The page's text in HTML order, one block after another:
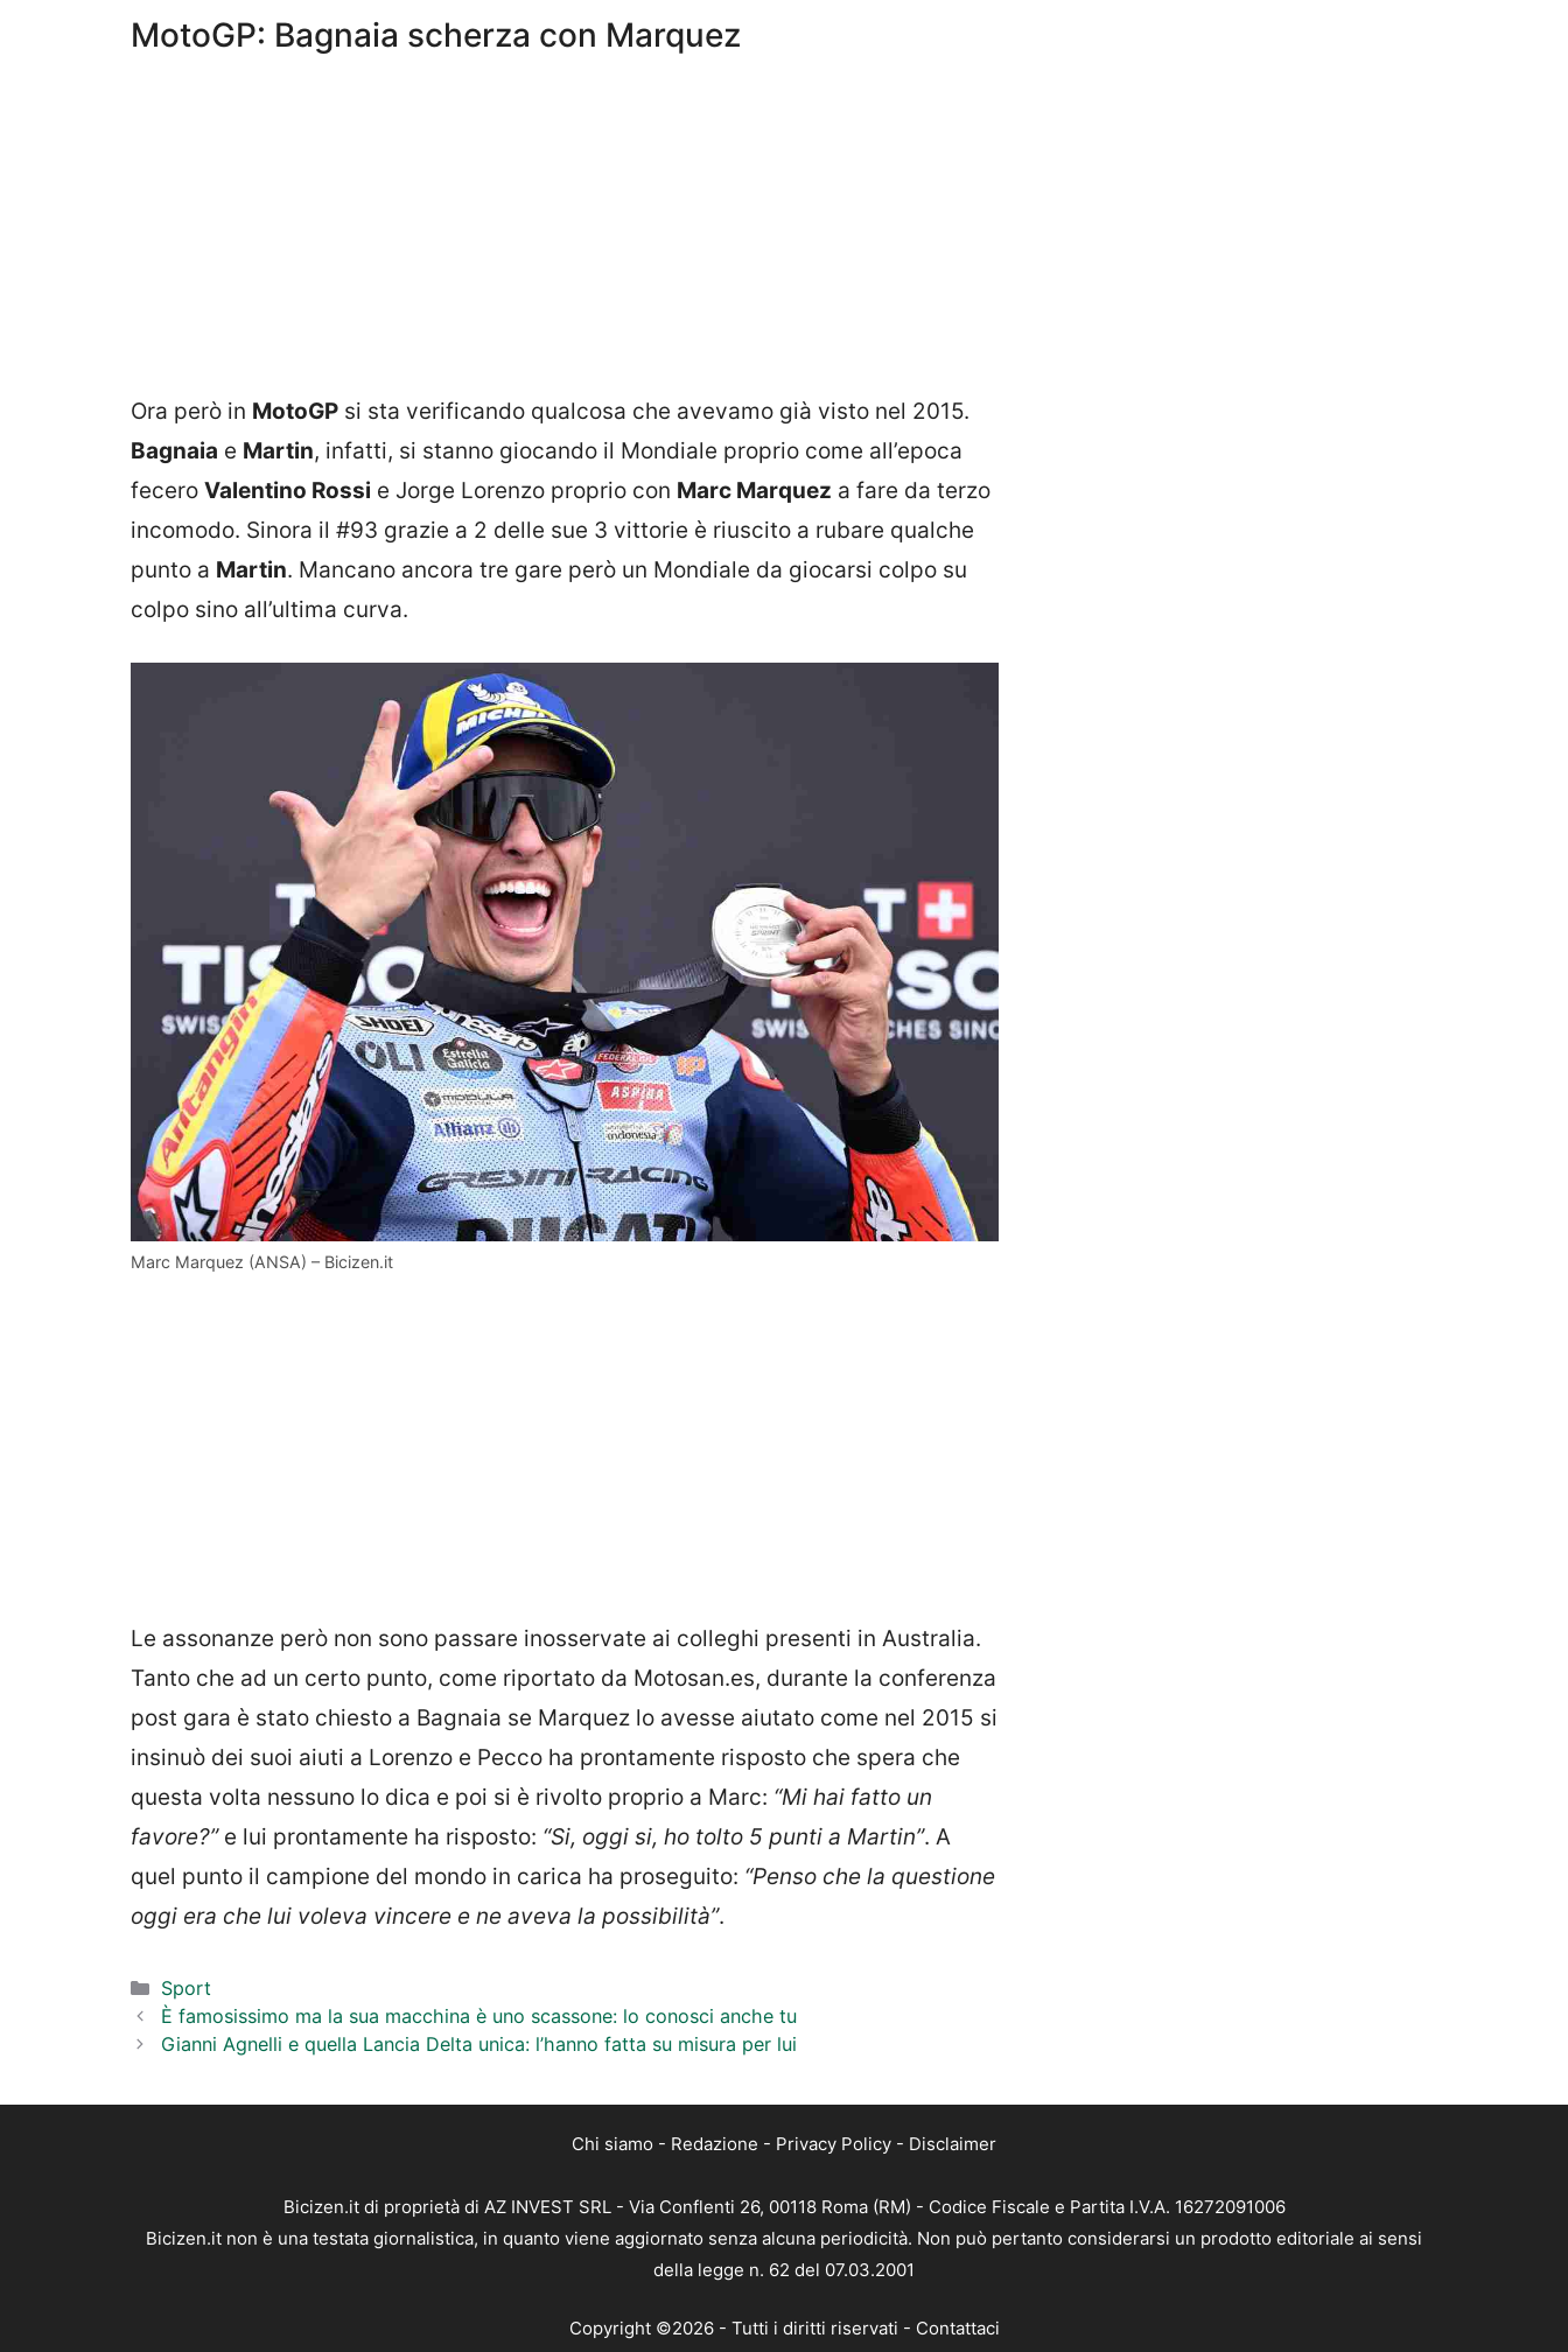
MotoGP: Bagnaia scherza con Marquez
Ora però in MotoGP si sta verificando qualcosa che avevamo già visto nel 2015.
Bagnaia e Martin, infatti, si stanno giocando il Mondiale proprio come all’epoca
fecero Valentino Rossi e Jorge Lorenzo proprio con Marc Marquez a fare da terzo
incomodo. Sinora il #93 grazie a 2 delle sue 3 vittorie è riuscito a rubare qualche
punto a Martin. Mancano ancora tre gare però un Mondiale da giocarsi colpo su
colpo sino all’ultima curva.
Marc Marquez (ANSA) – Bicizen.it
Le assonanze però non sono passare inosservate ai colleghi presenti in Australia.
Tanto che ad un certo punto, come riportato da Motosan.es, durante la conferenza
post gara è stato chiesto a Bagnaia se Marquez lo avesse aiutato come nel 2015 si
insinuò dei suoi aiuti a Lorenzo e Pecco ha prontamente risposto che spera che
questa volta nessuno lo dica e poi si è rivolto proprio a Marc: “Mi hai fatto un
favore?”e lui prontamente ha risposto: “Si, oggi si, ho tolto 5 punti a Martin”. A
quel punto il campione del mondo in carica ha proseguito: “Penso che la questione
oggi era che lui voleva vincere e ne aveva la possibilità”.
Categorie
Sport
È famosissimo ma la sua macchina è uno scassone: lo conosci anche tu
Gianni Agnelli e quella Lancia Delta unica: l’hanno fatta su misura per lui
Chi siamo - Redazione - Privacy Policy - Disclaimer
Bicizen.it di proprietà di AZ INVEST SRL - Via Conflenti 26, 00118 Roma (RM) - Codice Fiscale e Partita I.V.A. 16272091006
Bicizen.it non è una testata giornalistica, in quanto viene aggiornato senza alcuna periodicità. Non può pertanto considerarsi un prodotto editoriale ai sensi
della legge n. 62 del 07.03.2001
Copyright ©2026 - Tutti i diritti riservati - Contattaci